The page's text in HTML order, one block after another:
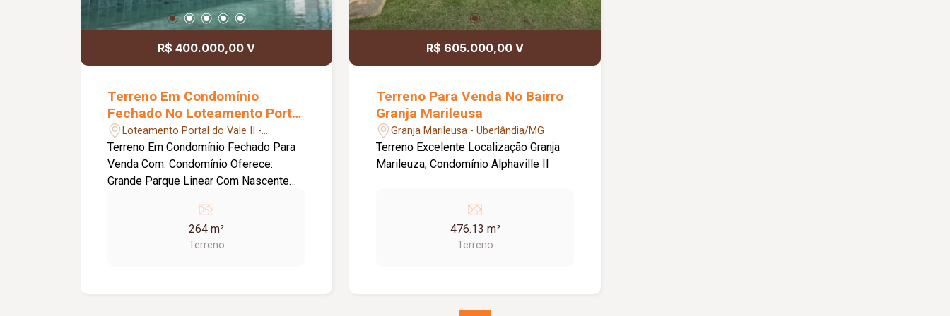
R$ 400.000,00 V
Terreno Em Condomínio
Fechado No Loteamento Portal
do Vale II
Loteamento Portal do Vale II -
Uberlândia/MG
Terreno Em Condomínio Fechado Para
Venda Com: Condomínio Oferece:
Grande Parque Linear Com Nascente
Paisagismo Inteligente Nas Áreas
Comuns Iluminação Em Led Salão De
Festa Academia Piscinas Infantil E
264 m²
Terreno
R$ 605.000,00 V
Terreno Para Venda No Bairro
Granja Marileusa
Granja Marileusa - Uberlândia/MG
Terreno Excelente Localização Granja
Marileuza, Condomínio Alphaville II
476.13 m²
Terreno